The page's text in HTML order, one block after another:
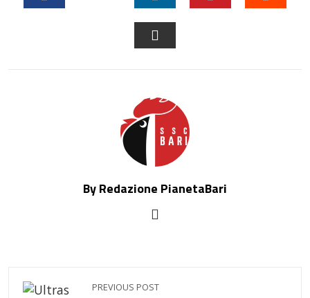
LINKEDIN
By Redazione PianetaBari
PREVIOUS POST